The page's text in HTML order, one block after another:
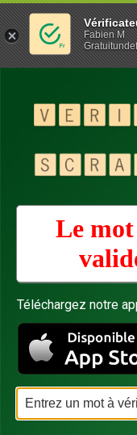
Le
Téléchargez notre
Fabien M